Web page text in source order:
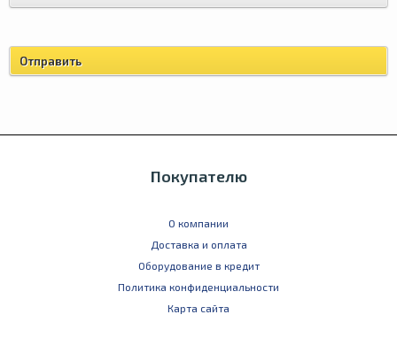
Покупателю
О компании
Доставка и оплата
Оборудование в кредит
Политика конфиденциальности
Карта сайта